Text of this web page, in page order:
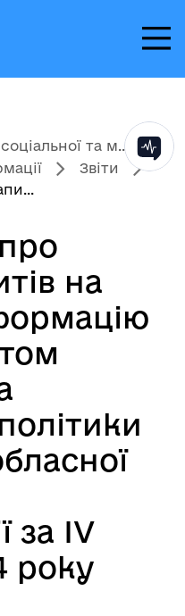
та м...
Звіти
на
за ІV
року